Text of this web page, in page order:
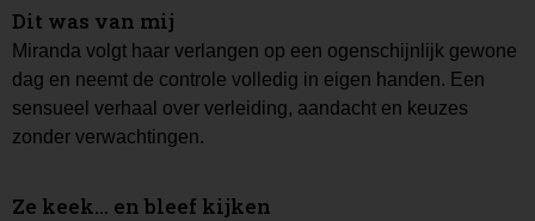
Dit was van mij
Miranda volgt haar verlangen op een ogenschijnlijk gewone
dag en neemt de controle volledig in eigen handen. Een
sensueel verhaal over verleiding, aandacht en keuzes
zonder verwachtingen.
Ze keek… en bleef kijken